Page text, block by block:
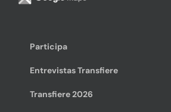
Participa
Entrevistas Transfiere
Transfiere 2026